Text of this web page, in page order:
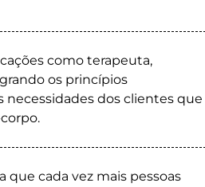
como terapeuta,
os princípios
necessidades dos clientes que
cada vez mais pessoas